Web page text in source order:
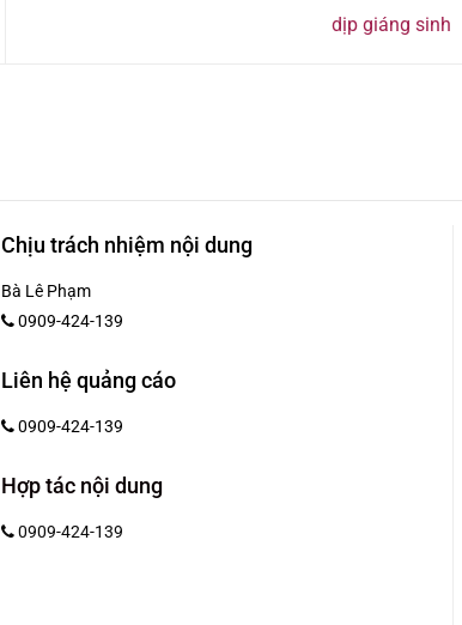
dịp giáng sinh
Chịu trách nhiệm nội dung
Bà Lê Phạm
0909-424-139
Liên hệ quảng cáo
0909-424-139
Hợp tác nội dung
0909-424-139